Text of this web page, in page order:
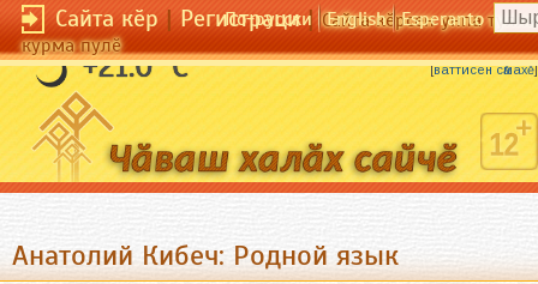
Сайта кӗр|Регистраци|Сайта кӗрсен унпа
курма пулӗ
По-русски English Esperanto
+21.0 °C Ӗҫ ҫӗклет, ӳркев ӳкерет.
[ваттисен сӑмахӗ]
Анатолий Кибеч: Родной язык